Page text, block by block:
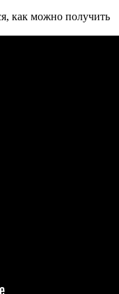
как можно получить